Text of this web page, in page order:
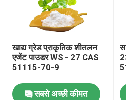
खाद्य ग्रेड प्राकृतिक शीतलन
एजेंट पाउडर WS - 27 CAS
51115-70-9
सबसे अच्छी कीमत